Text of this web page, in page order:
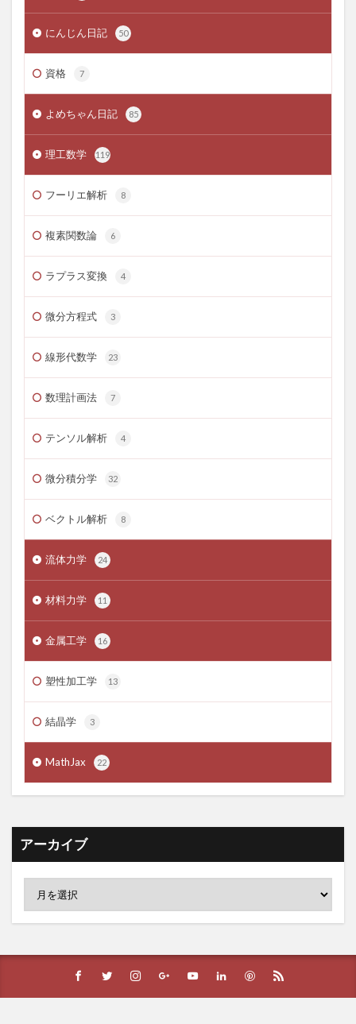
にんじん日記 50
資格 7
よめちゃん日記 85
理工数学 119
フーリエ解析 8
複素関数論 6
ラプラス変換 4
微分方程式 3
線形代数学 23
数理計画法 7
テンソル解析 4
微分積分学 32
ベクトル解析 8
流体力学 24
材料力学 11
金属工学 16
塑性加工学 13
結晶学 3
MathJax 22
アーカイブ